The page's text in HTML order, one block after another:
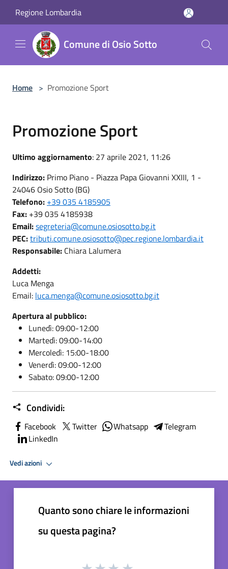
Regione Lombardia
Comune di Osio Sotto
Home > Promozione Sport
Promozione Sport
Ultimo aggiornamento: 27 aprile 2021, 11:26
Indirizzo: Primo Piano - Piazza Papa Giovanni XXIII, 1 -
24046 Osio Sotto (BG)
Telefono: +39 035 4185905
Fax: +39 035 4185938
Email:segreteria@comune.osiosotto.bg.it
PEC:tributi.comune.osiosotto@pec.regione.lombardia.it
Responsabile: Chiara Lalumera
Addetti:
Luca Menga
Email: luca.menga@comune.osiosotto.bg.it
Apertura al pubblico:
Lunedì: 09:00-12:00
Martedì: 09:00-14:00
Mercoledì: 15:00-18:00
Venerdì: 09:00-12:00
Sabato: 09:00-12:00
Condividi:
Facebook Twitter Whatsapp
Telegram
LinkedIn
Vedi azioni
Quanto sono chiare le informazioni
su questa pagina?